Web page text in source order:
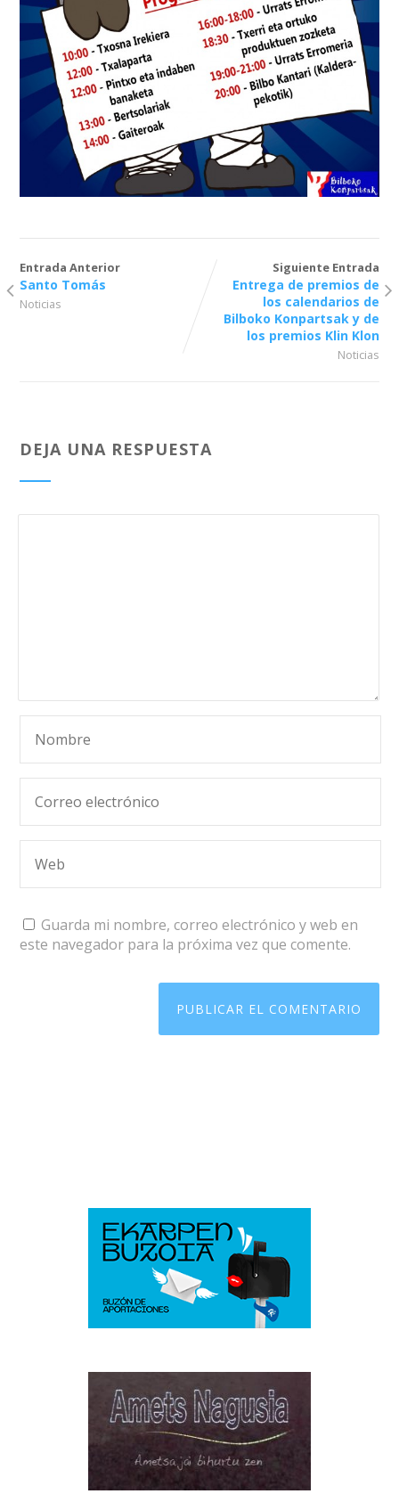
Entrada Anterior
Santo Tomás
Noticias
Siguiente Entrada
Entrega de premios de
los calendarios de
Bilboko Konpartsak y de
los premios Klin Klon
Noticias
DEJA UNA RESPUESTA
Guarda mi nombre, correo electrónico y web en
este navegador para la próxima vez que comente.